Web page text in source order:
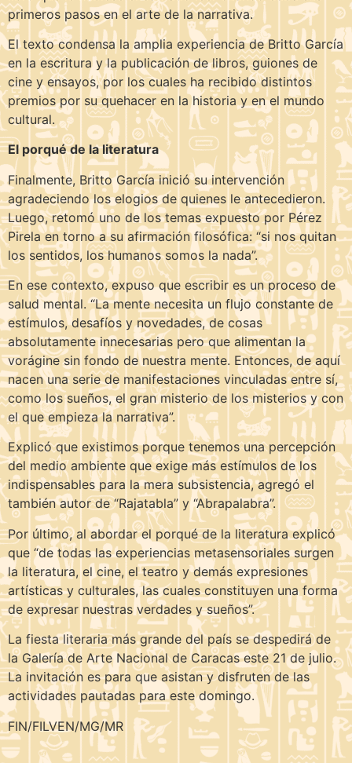
primeros pasos en el arte de la narrativa.
El texto condensa la amplia experiencia de Britto García
en la escritura y la publicación de libros, guiones de
cine y ensayos, por los cuales ha recibido distintos
premios por su quehacer en la historia y en el mundo
cultural.
El porqué de la literatura
Finalmente, Britto García inició su intervención
agradeciendo los elogios de quienes le antecedieron.
Luego, retomó uno de los temas expuesto por Pérez
Pirela en torno a su afirmación filosófica: “si nos quitan
los sentidos, los humanos somos la nada”.
En ese contexto, expuso que escribir es un proceso de
salud mental. “La mente necesita un flujo constante de
estímulos, desafíos y novedades, de cosas
absolutamente innecesarias pero que alimentan la
vorágine sin fondo de nuestra mente. Entonces, de aquí
nacen una serie de manifestaciones vinculadas entre sí,
como los sueños, el gran misterio de los misterios y con
el que empieza la narrativa”.
Explicó que existimos porque tenemos una percepción
del medio ambiente que exige más estímulos de los
indispensables para la mera subsistencia, agregó el
también autor de “Rajatabla” y “Abrapalabra”.
Por último, al abordar el porqué de la literatura explicó
que “de todas las experiencias metasensoriales surgen
la literatura, el cine, el teatro y demás expresiones
artísticas y culturales, las cuales constituyen una forma
de expresar nuestras verdades y sueños”.
La fiesta literaria más grande del país se despedirá de
la Galería de Arte Nacional de Caracas este 21 de julio.
La invitación es para que asistan y disfruten de las
actividades pautadas para este domingo.
FIN/FILVEN/MG/MR